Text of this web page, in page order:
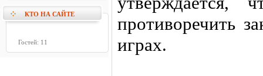
КТО НА САЙТЕ
Гостей: 11
противоречить
играх.